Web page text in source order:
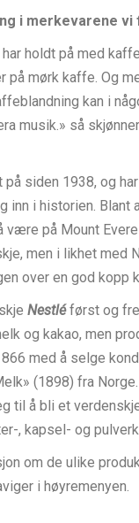
i merkevarene vi
har holdt på med
på mørk kaffe. Og
kan i
musik.» så
på siden 1938, og
inn i historien. Blant
på Mount
men i likhet med
over en god kopp
Nestléførst og
og kakao, men
med å selge
(1898) fra
til å bli et
, kapsel- og
om de ulike
i høyremenyen.